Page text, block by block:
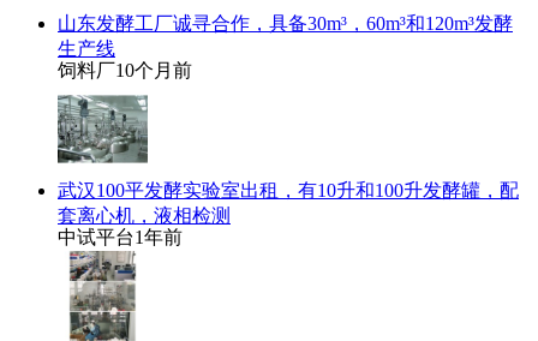
山东发酵工厂诚寻合作，具备30m³，60m³和120m³发酵
生产线
饲料厂10个月前
武汉100平发酵实验室出租，有10升和100升发酵罐，配
套离心机，液相检测
中试平台1年前